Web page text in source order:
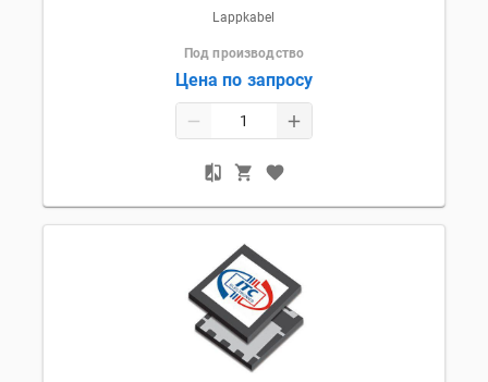
Lappkabel
Под производство
Цена по запросу